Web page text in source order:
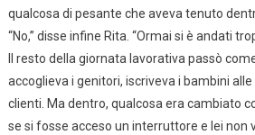
qualcosa di pesante che aveva tenuto
“No,” disse infine Rita. “Ormai si è andati
Il resto della giornata lavorativa passò
accoglieva i genitori, iscriveva i bambini
clienti. Ma dentro, qualcosa era cambiato
se si fosse acceso un interruttore e lei non